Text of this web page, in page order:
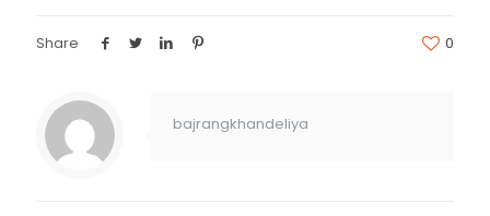
Share 0
bajrangkhandeliya